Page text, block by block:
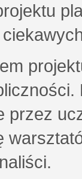
przez